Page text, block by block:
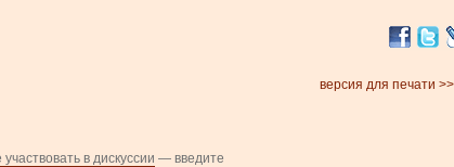
версия для печати >>
в дискуссии — введите